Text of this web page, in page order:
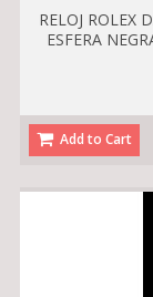
RELOJ ROLEX
ESFERA
Add to Cart